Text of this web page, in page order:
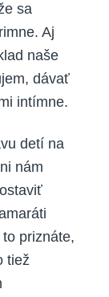
sa
Aj
naše
dávať
intímne.
detí na
nám
priznáte,
tiež